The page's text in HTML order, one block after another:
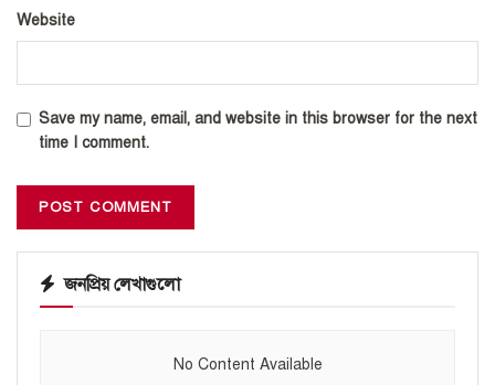
Website
Save my name, email, and website in this browser for the next
time I comment.
জনপ্রিয় লেখাগুলো
No Content Available